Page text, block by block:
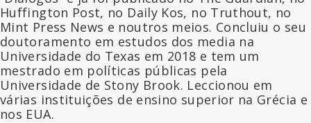
Huffington Post, no Daily Kos, no Truthout, no
Mint Press News e noutros meios. Concluiu o seu
doutoramento em estudos dos media na
Universidade do Texas em 2018 e tem um
mestrado em políticas públicas pela
Universidade de Stony Brook. Leccionou em
várias instituições de ensino superior na Grécia e
nos EUA.